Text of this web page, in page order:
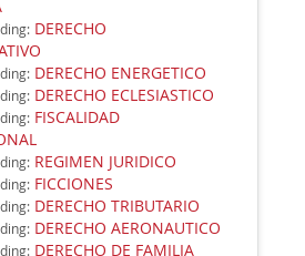
: DERECHO
: DERECHO ENERGETICO
: DERECHO ECLESIASTICO
: FISCALIDAD
: REGIMEN JURIDICO
: FICCIONES
: DERECHO TRIBUTARIO
: DERECHO AERONAUTICO
: DERECHO DE FAMILIA